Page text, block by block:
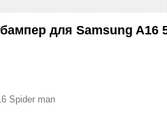
для Samsung A16
Spider man